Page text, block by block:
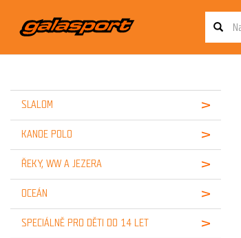
SLALOM
KANOE POLO
ŘEKY, WW A JEZERA
OCEÁN
SPECIÁLNĚ PRO DĚTI DO 14 LET